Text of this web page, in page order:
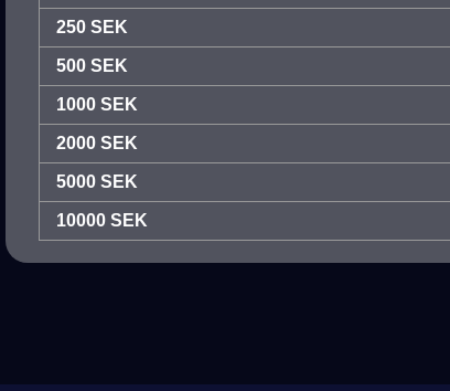
250 SEK
500 SEK
1000 SEK
2000 SEK
5000 SEK
10000 SEK